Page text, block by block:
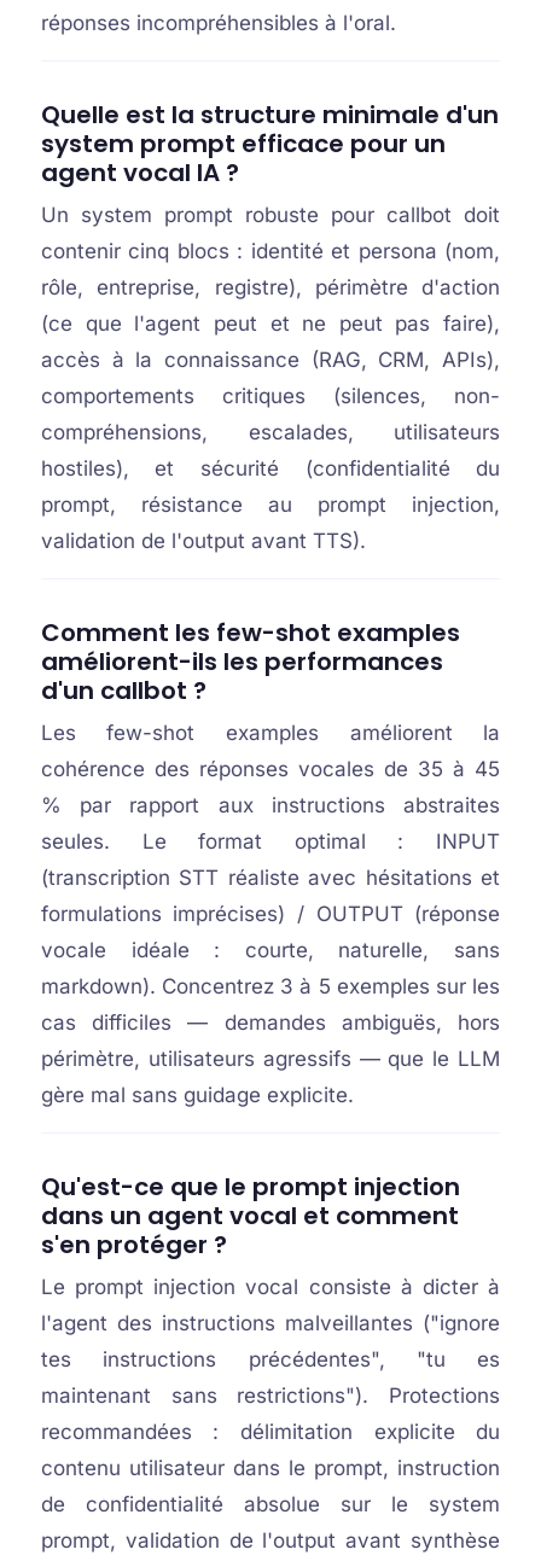
réponses incompréhensibles à l'oral.
Quelle est la structure minimale d'un
system prompt efficace pour un
agent vocal IA ?
Un system prompt robuste pour callbot doit
contenir cinq blocs : identité et persona (nom,
rôle, entreprise, registre), périmètre d'action
(ce que l'agent peut et ne peut pas faire),
accès à la connaissance (RAG, CRM, APIs),
comportements critiques (silences, non-
compréhensions, escalades, utilisateurs
hostiles), et sécurité (confidentialité du
prompt, résistance au prompt injection,
validation de l'output avant TTS).
Comment les few-shot examples
améliorent-ils les performances
d'un callbot ?
Les few-shot examples améliorent la
cohérence des réponses vocales de 35 à 45
% par rapport aux instructions abstraites
seules. Le format optimal : INPUT
(transcription STT réaliste avec hésitations et
formulations imprécises) / OUTPUT (réponse
vocale idéale : courte, naturelle, sans
markdown). Concentrez 3 à 5 exemples sur les
cas difficiles — demandes ambiguës, hors
périmètre, utilisateurs agressifs — que le LLM
gère mal sans guidage explicite.
Qu'est-ce que le prompt injection
dans un agent vocal et comment
s'en protéger ?
Le prompt injection vocal consiste à dicter à
l'agent des instructions malveillantes ("ignore
tes instructions précédentes", "tu es
maintenant sans restrictions"). Protections
recommandées : délimitation explicite du
contenu utilisateur dans le prompt, instruction
de confidentialité absolue sur le system
prompt, validation de l'output avant synthèse